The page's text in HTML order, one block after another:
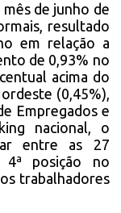
de junho de
resultado
em relação a
de 0,93% no
acima do
(0,45%),
Empregados e
nacional, o
entre as 27
4ª posição no
trabalhadores